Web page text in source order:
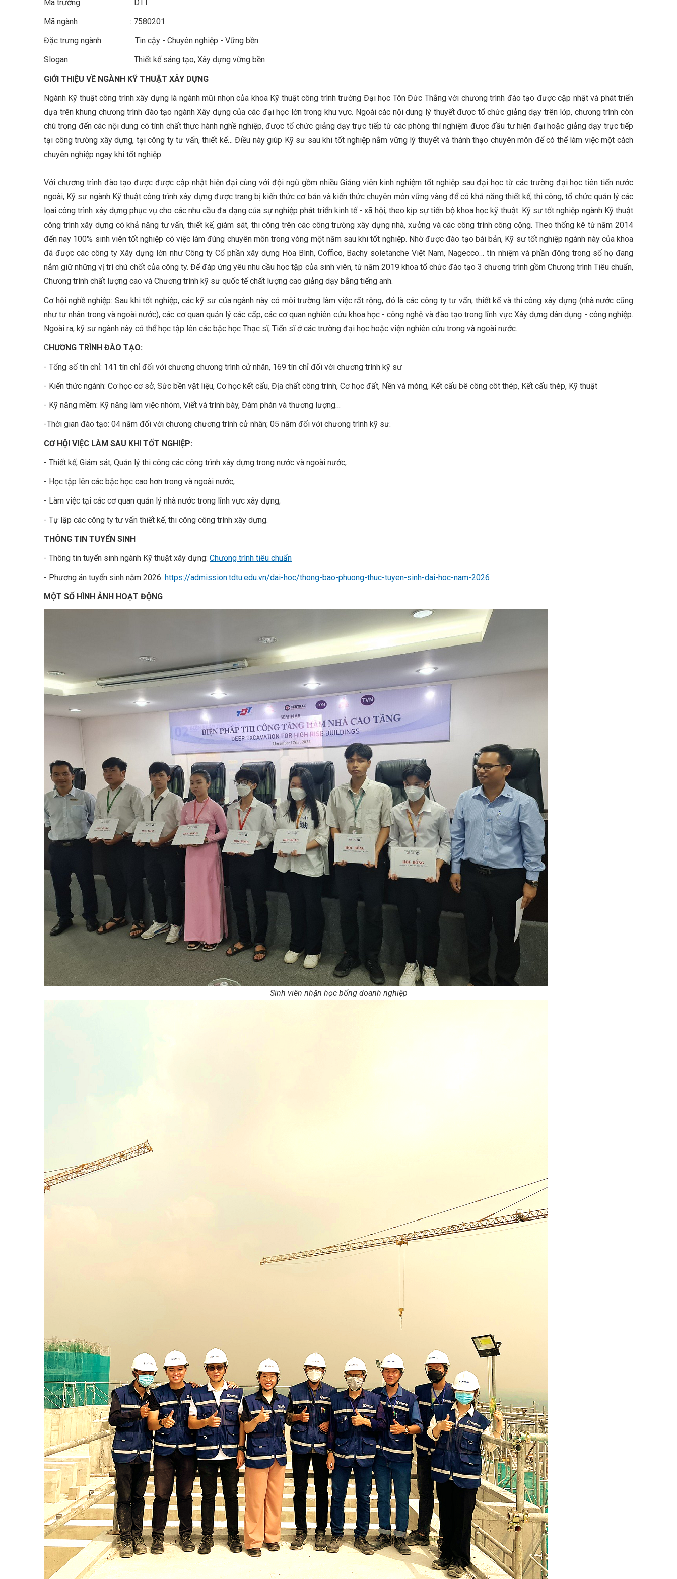
Mã trường : DTT
Mã ngành : 7580201
Đặc trưng ngành : Tin cậy - Chuyên nghiệp - Vững bền
Slogan : Thiết kế sáng tạo, Xây dựng vững bền
GIỚI THIỆU VỀ NGÀNH KỸ THUẬT XÂY DỰNG
Ngành Kỹ thuật công trình xây dựng là ngành mũi nhọn của khoa Kỹ thuật công trình trường Đại học Tôn Đức Thắng với chương trình đào tạo được cập nhật và phát triển
dựa trên khung chương trình đào tạo ngành Xây dựng của các đại học lớn trong khu vực. Ngoài các nội dung lý thuyết được tổ chức giảng dạy trên lớp, chương trình còn
chú trọng đến các nội dung có tính chất thực hành nghề nghiệp, được tổ chức giảng dạy trực tiếp từ các phòng thí nghiệm được đầu tư hiện đại hoặc giảng dạy trực tiếp
tại công trường xây dựng, tại công ty tư vấn, thiết kế… Điều này giúp Kỹ sư sau khi tốt nghiệp nắm vững lý thuyết và thành thạo chuyên môn để có thể làm việc một cách
chuyên nghiệp ngay khi tốt nghiệp.
Với chương trình đào tạo được được cập nhật hiện đại cùng với đội ngũ gồm nhiều Giảng viên kinh nghiệm tốt nghiệp sau đại học từ các trường đại học tiên tiến nước
ngoài, Kỹ sư ngành Kỹ thuật công trình xây dựng được trang bị kiến thức cơ bản và kiến thức chuyên môn vững vàng để có khả năng thiết kế, thi công, tổ chức quản lý các
lọai công trình xây dựng phục vụ cho các nhu cầu đa dạng của sự nghiệp phát triển kinh tế - xã hội, theo kịp sự tiến bộ khoa học kỹ thuật. Kỹ sư tốt nghiệp ngành Kỹ thuật
công trình xây dựng có khả năng tư vấn, thiết kế, giám sát, thi công trên các công trường xây dựng nhà, xưởng và các công trình công cộng. Theo thống kê từ năm 2014
đến nay 100% sinh viên tốt nghiệp có việc làm đúng chuyên môn trong vòng một năm sau khi tốt nghiệp. Nhờ được đào tạo bài bản, Kỹ sư tốt nghiệp ngành này của khoa
đã được các công ty Xây dựng lớn như Công ty Cổ phần xây dựng Hòa Bình, Coffico, Bachy soletanche Việt Nam, Nagecco… tín nhiệm và phần đông trong số họ đang
nắm giữ những vị trí chú chốt của công ty. Để đáp ứng yêu nhu cầu học tập của sinh viên, từ năm 2019 khoa tổ chức đào tạo 3 chương trình gồm Chương trình Tiêu chuẩn,
Chương trình chất lượng cao và Chương trình kỹ sư quốc tế chất lượng cao giảng dạy bằng tiếng anh.
Cơ hội nghề nghiệp: Sau khi tốt nghiệp, các kỹ sư của ngành này có môi trường làm việc rất rộng, đó là các công ty tư vấn, thiết kế và thi công xây dựng (nhà nước cũng
như tư nhân trong và ngoài nước), các cơ quan quản lý các cấp, các cơ quan nghiên cứu khoa học - công nghệ và đào tạo trong lĩnh vực Xây dựng dân dụng - công nghiệp.
Ngoài ra, kỹ sư ngành này có thể học tập lên các bậc học Thạc sĩ, Tiến sĩ ở các trường đại học hoặc viện nghiên cứu trong và ngoài nước.
CHƯƠNG TRÌNH ĐÀO TẠO:
- Tổng số tín chỉ: 141 tín chỉ đối với chương chương trình cử nhân, 169 tín chỉ đối với chương trình kỹ sư
- Kiến thức ngành: Cơ học cơ sở, Sức bền vật liệu, Cơ học kết cấu, Địa chất công trình, Cơ học đất, Nền và móng, Kết cấu bê công côt thép, Kết cấu thép, Kỹ thuật
- Kỹ năng mềm: Kỹ năng làm việc nhóm, Viết và trình bày, Đàm phán và thương lượng…
-Thời gian đào tạo: 04 năm đối với chương chương trình cử nhân; 05 năm đối với chương trình kỹ sư.
CƠ HỘI VIỆC LÀM SAU KHI TỐT NGHIỆP:
- Thiết kế, Giám sát, Quản lý thi công các công trình xây dựng trong nước và ngoài nước;
- Học tập lên các bậc học cao hơn trong và ngoài nước;
- Làm việc tại các cơ quan quản lý nhà nước trong lĩnh vực xây dựng;
- Tự lập các công ty tư vấn thiết kế, thi công công trình xây dựng.
THÔNG TIN TUYỂN SINH
- Thông tin tuyển sinh ngành Kỹ thuật xây dựng: Chương trình tiêu chuẩn
- Phương án tuyển sinh năm 2026: https://admission.tdtu.edu.vn/dai-hoc/thong-bao-phuong-thuc-tuyen-sinh-dai-hoc-nam-2026
MỘT SỐ HÌNH ẢNH HOẠT ĐỘNG
Sinh viên nhận học bổng doanh nghiệp